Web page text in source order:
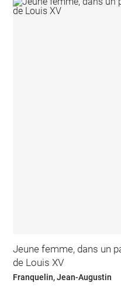
Jeune femme, dans un
de Louis XV
Franquelin, Jean-Augustin